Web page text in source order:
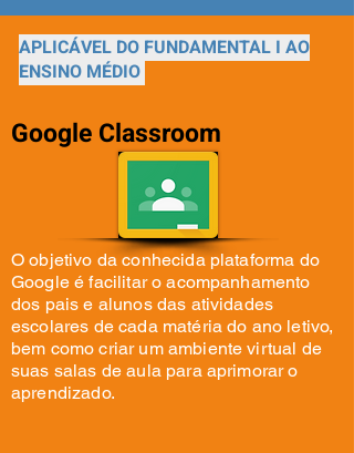
APLICÁVEL DO FUNDAMENTAL I AO
ENSINO MÉDIO
Google Classroom
O objetivo da conhecida plataforma do
Google é facilitar o acompanhamento
dos pais e alunos das atividades
escolares de cada matéria do ano letivo,
bem como criar um ambiente virtual de
suas salas de aula para aprimorar o
aprendizado.